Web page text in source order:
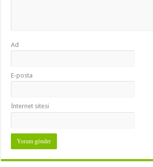
Ad
E-posta
İnternet sitesi